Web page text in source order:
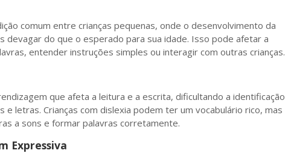
comum entre crianças pequenas, onde o desenvolvimento da
devagar do que o esperado para sua idade. Isso pode afetar a
entender instruções simples ou interagir com outras crianças.
que afeta a leitura e a escrita, dificultando a identificação
e letras. Crianças com dislexia podem ter um vocabulário rico, mas
a sons e formar palavras corretamente.
Expressiva